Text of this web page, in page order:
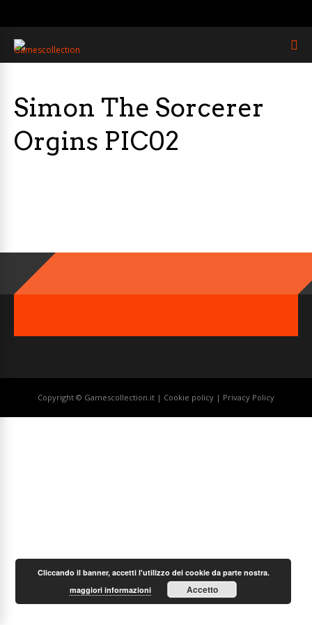
Simon The Sorcerer
Orgins PIC02
Copyright © Gamescollection.it | Cookie policy | Privacy Policy
Cliccando il banner, accetti l'utilizzo dei cookie da parte nostra.
maggiori informazioni
Accetto